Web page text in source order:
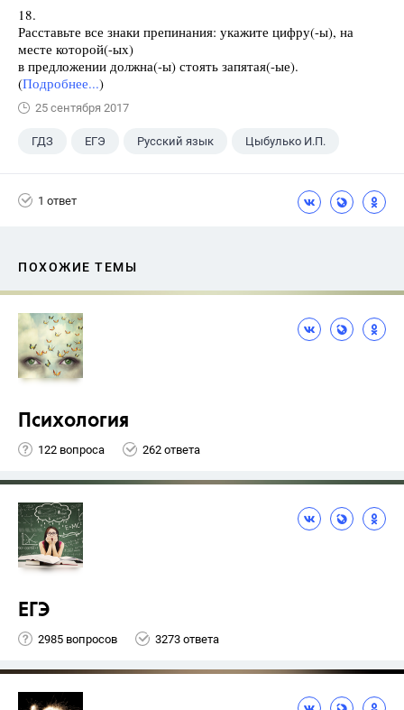
18.
Расставьте все знаки препинания: укажите цифру(-ы), на
месте которой(-ых)
в предложении должна(-ы) стоять запятая(-ые).
(Подробнее...)
25 сентября 2017
ГДЗ ЕГЭ Русский язык Цыбулько И.П.
1 ответ
ПОХОЖИЕ ТЕМЫ
Психология
122 вопроса 262 ответа
ЕГЭ
2985 вопросов 3273 ответа